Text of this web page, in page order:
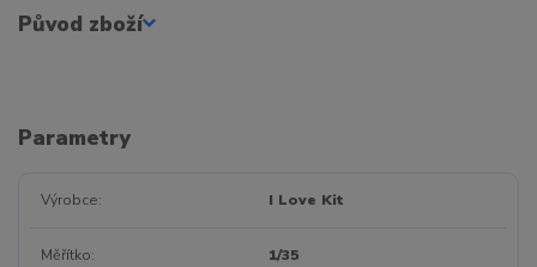
Původ zboží
Parametry
Výrobce I Love Kit
Měřítko 1/35